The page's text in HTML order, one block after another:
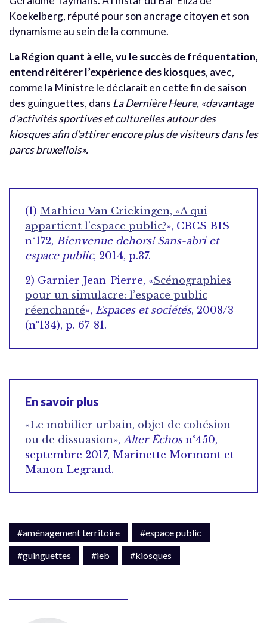
Koekelberg, réputé pour son ancrage citoyen et son
dynamisme au sein de la commune.
La Région quant à elle, vu le succès de fréquentation,
entend réitérer l’expérience des kiosques, avec,
comme la Ministre le déclarait en cette fin de saison
des guinguettes, dans LaDernière Heure, «davantage
d’activités sportives et culturelles autour des
kiosques afin d’attirer encore plus de visiteurs dans les
parcs bruxellois».
(1) Mathieu Van Criekingen, «A qui
appartient l’espace public?», CBCS BIS
n°172, Bienvenue dehors! Sans-abri et
espace public, 2014, p.37.
2) Garnier Jean-Pierre, «Scénographies
pour un simulacre: l’espace public
réenchanté», Espaces et sociétés, 2008/3
(n°134), p. 67-81.
En savoir plus
«Le mobilier urbain, objet de cohésion
ou de dissuasion», Alter Échosn°450,
septembre 2017, Marinette Mormont et
Manon Legrand.
#aménagement territoire
#espace public
#guinguettes
#ieb #kiosques